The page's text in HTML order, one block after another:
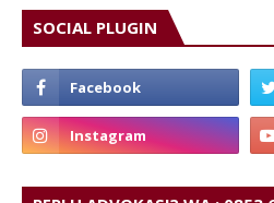
SOCIAL PLUGIN